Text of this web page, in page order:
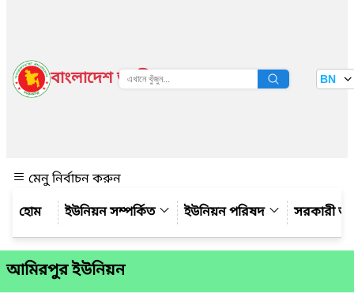
বাংলাদেশ জাতীয় তথ্য বাতায়ন BN
মেনু নির্বাচন করুন
ইউনিয়ন সম্পর্কিত
ইউনিয়ন পরিষদ সরকারী
আমিরপুর ইউনিয়ন